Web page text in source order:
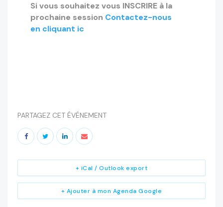
Si vous souhaitez vous INSCRIRE à la
prochaine session Contactez-nous
en cliquant ic
PARTAGEZ CET ÉVÉNEMENT
+ Ajouter à mon Agenda Google
+ iCal / Outlook export